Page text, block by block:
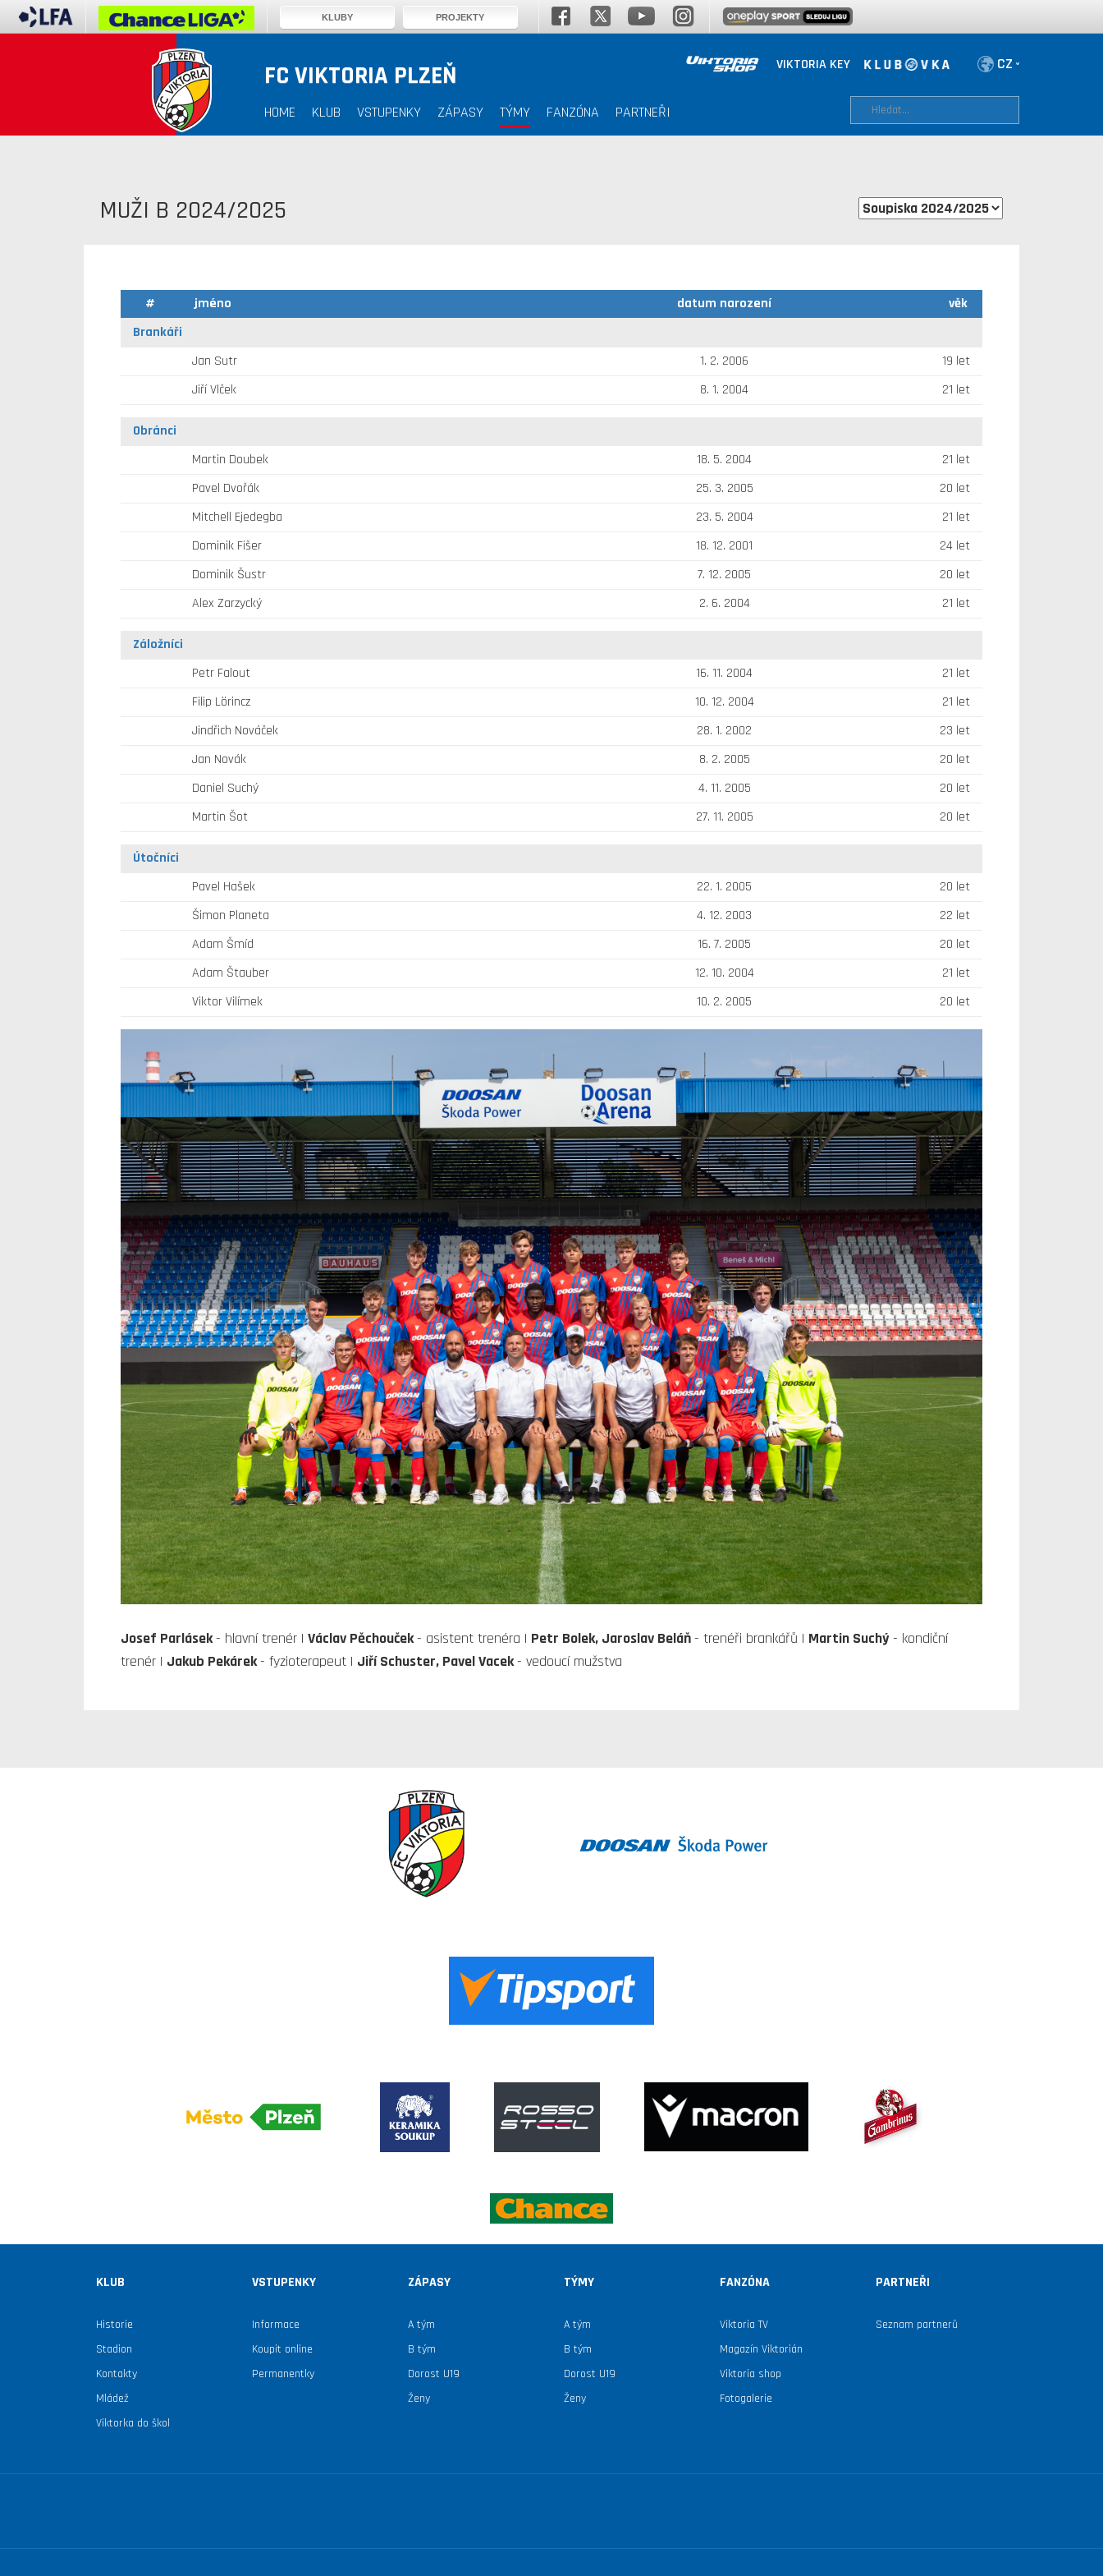
VIKTORIA KEY
FC VIKTORIA PLZEŇ
HOME KLUB VSTUPENKY ZÁPASY TÝMY FANZÓNA PARTNEŘI
MUŽI B 2024/2025
# jméno datum narození
věk
Brankáři
Jan Sutr
1. 2. 2006
19 let
Jiří Vlček
8. 1. 2004 21 let
Obránci
Martin Doubek
18. 5. 2004
21 let
Pavel Dvořák
25. 3. 2005
20 let
Mitchell Ejedegba
23. 5. 2004
21 let
Dominik Fišer
18. 12. 2001
24 let
Dominik Šustr
7. 12. 2005
20 let
Alex Zarzycký
2. 6. 2004 21 let
Záložníci
Petr Falout
16. 11. 2004
21 let
Filip Lörincz
10. 12. 2004
21 let
Jindřich Nováček
28. 1. 2002
23 let
Jan Novák
8. 2. 2005
20 let
Daniel Suchý
4. 11. 2005
20 let
Martin Šot
27. 11. 2005 20 let
Útočníci
Pavel Hašek
22. 1. 2005
20 let
Šimon Planeta
4. 12. 2003
22 let
Adam Šmíd
16. 7. 2005
20 let
Adam Štauber
12. 10. 2004
21 let
Viktor Vilímek
10. 2. 2005 20 let
Josef Parlásek- hlavní trenér | Václav Pěchouček- asistent trenéra | Petr Bolek, Jaroslav Beláň- trenéři brankářů | Martin Suchý- kondiční
trenér | Jakub Pekárek- fyzioterapeut | Jiří Schuster, Pavel Vacek- vedoucí mužstva
KLUB
Historie
Stadion
Kontakty
Mládež
Viktorka do škol
VSTUPENKY
Informace
Koupit online
Permanentky
ZÁPASY
A tým
B tým
Dorost U19
Ženy
TÝMY
A tým
B tým
Dorost U19
Ženy
FANZÓNA
Viktoria TV
Magazín Viktorián
Viktoria shop
Fotogalerie
PARTNEŘI
Seznam partnerů
KLUBY PROJEKTY